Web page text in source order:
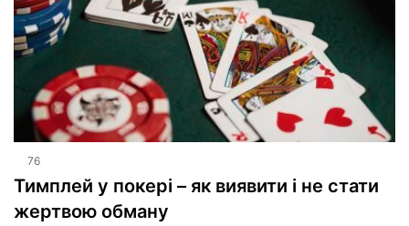
76
Тимплей у покері – як виявити і не стати
жертвою обману